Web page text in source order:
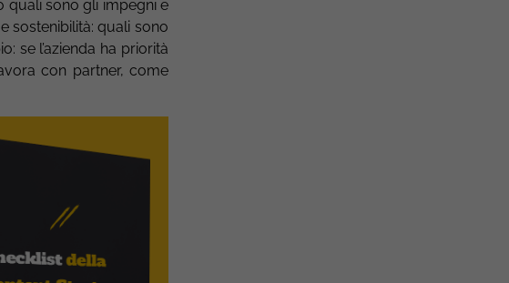
quali sono gli impegni e
sostenibilità: quali sono
se l’azienda ha priorità
con partner, come